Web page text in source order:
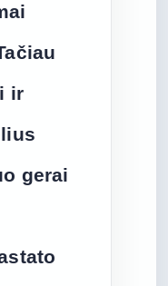
ir
gerai